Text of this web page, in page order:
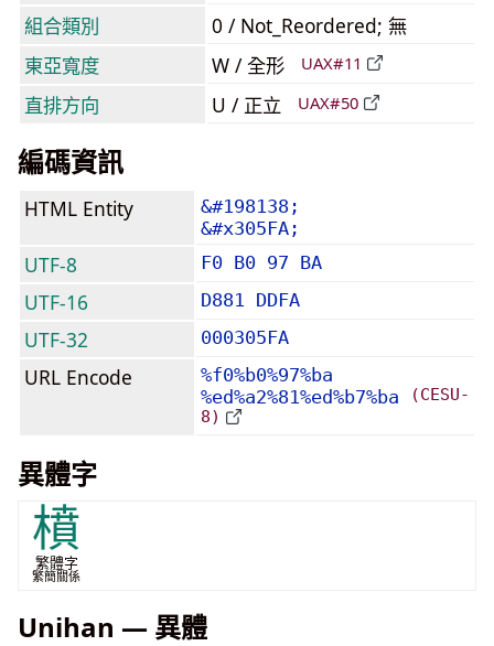
組合類別
0 / Not_Reordered; 無
東亞寬度
W / 全形 UAX#11
直排方向 U / 正立 UAX#50
編碼資訊
HTML Entity
&#198138;
&#x305FA;
UTF-8 F0 B0 97 BA
UTF-16 D881 DDFA
UTF-32 000305FA
URL Encode
%f0%b0%97%ba
%ed%a2%81%ed%b7%ba
(CESU-
8)
異體字
橨
繁體字
繁簡關係
Unihan — 異體